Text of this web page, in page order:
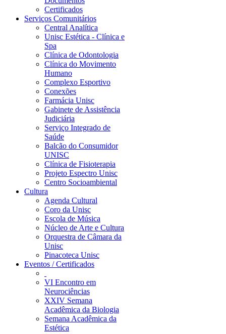
Certificados
Serviços Comunitários
Central Analítica
Unisc Estética - Clínica e
Spa
Clínica de Odontologia
Clínica do Movimento
Humano
Complexo Esportivo
Conexões
Farmácia Unisc
Gabinete de Assistência
Judiciária
Serviço Integrado de
Saúde
Balcão do Consumidor
UNISC
Clínica de Fisioterapia
Projeto Espectro Unisc
Centro Socioambiental
Cultura
Agenda Cultural
Coro da Unisc
Escola de Música
Núcleo de Arte e Cultura
Orquestra de Câmara da
Unisc
Pinacoteca Unisc
Eventos / Certificados
VI Encontro em
Neurociências
XXIV Semana
Acadêmica da Biologia
Semana Acadêmica da
Estética